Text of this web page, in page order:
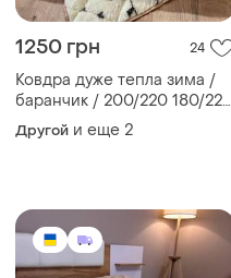
1250 грн 24
Ковдра дуже тепла зима /
баранчик / 200/220 180/220
150/220
Другой и еще 2